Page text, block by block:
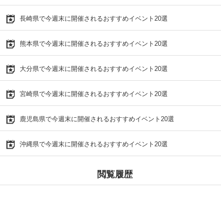
長崎県で今週末に開催されるおすすめイベント20選
熊本県で今週末に開催されるおすすめイベント20選
大分県で今週末に開催されるおすすめイベント20選
宮崎県で今週末に開催されるおすすめイベント20選
鹿児島県で今週末に開催されるおすすめイベント20選
沖縄県で今週末に開催されるおすすめイベント20選
閲覧履歴